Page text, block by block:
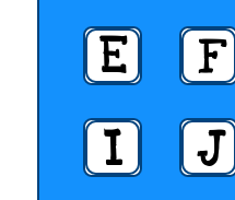
E
F
I
J